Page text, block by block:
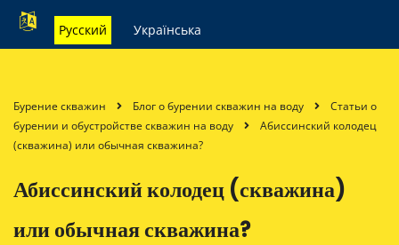
Русский Українська
Бурение скважин Блог о бурении скважин на воду
Статьи о
бурении и обустройстве скважин на воду
Абиссинский колодец
(скважина) или обычная скважина?
Абиссинский колодец (скважина)
или обычная скважина?